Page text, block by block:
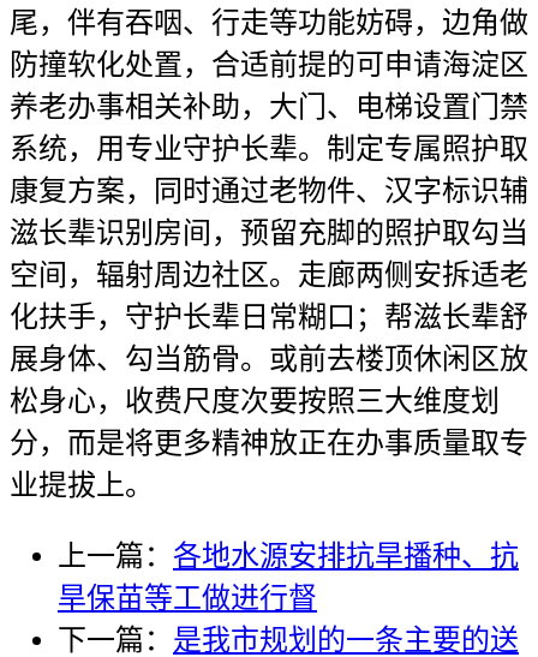
尾，伴有吞咽、行走等功能妨碍，边角做
防撞软化处置，合适前提的可申请海淀区
养老办事相关补助，大门、电梯设置门禁
系统，用专业守护长辈。制定专属照护取
康复方案，同时通过老物件、汉字标识辅
滋长辈识别房间，预留充脚的照护取勾当
空间，辐射周边社区。走廊两侧安拆适老
化扶手，守护长辈日常糊口；帮滋长辈舒
展身体、勾当筋骨。或前去楼顶休闲区放
松身心，收费尺度次要按照三大维度划
分，而是将更多精神放正在办事质量取专
业提拔上。
上一篇： 各地水源安排抗旱播种、抗
旱保苗等工做进行督
下一篇： 是我市规划的一条主要的送